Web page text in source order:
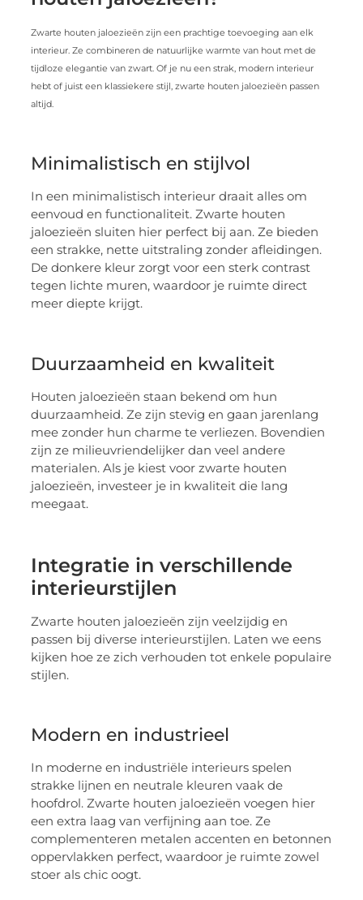
Zwarte houten jaloezieën zijn een prachtige toevoeging aan elk
interieur. Ze combineren de natuurlijke warmte van hout met de
tijdloze elegantie van zwart. Of je nu een strak, modern interieur
hebt of juist een klassiekere stijl, zwarte houten jaloezieën passen
altijd.
Minimalistisch en stijlvol
In een minimalistisch interieur draait alles om
eenvoud en functionaliteit. Zwarte houten
jaloezieën sluiten hier perfect bij aan. Ze bieden
een strakke, nette uitstraling zonder afleidingen.
De donkere kleur zorgt voor een sterk contrast
tegen lichte muren, waardoor je ruimte direct
meer diepte krijgt.
Duurzaamheid en kwaliteit
Houten jaloezieën staan bekend om hun
duurzaamheid. Ze zijn stevig en gaan jarenlang
mee zonder hun charme te verliezen. Bovendien
zijn ze milieuvriendelijker dan veel andere
materialen. Als je kiest voor zwarte houten
jaloezieën, investeer je in kwaliteit die lang
meegaat.
Integratie in verschillende
interieurstijlen
Zwarte houten jaloezieën zijn veelzijdig en
passen bij diverse interieurstijlen. Laten we eens
kijken hoe ze zich verhouden tot enkele populaire
stijlen.
Modern en industrieel
In moderne en industriële interieurs spelen
strakke lijnen en neutrale kleuren vaak de
hoofdrol. Zwarte houten jaloezieën voegen hier
een extra laag van verfijning aan toe. Ze
complementeren metalen accenten en betonnen
oppervlakken perfect, waardoor je ruimte zowel
stoer als chic oogt.